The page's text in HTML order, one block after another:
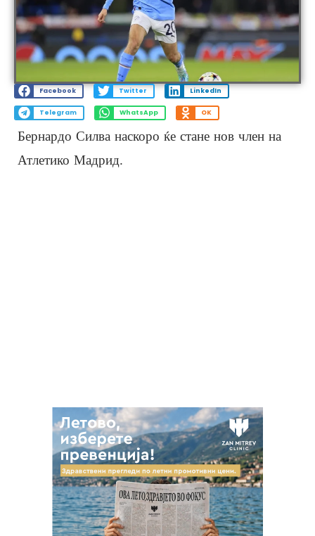
Facebook Twitter LinkedIn
Telegram WhatsApp OK
Бернардо Силва наскоро ќе стане нов член на
Атлетико Мадрид.